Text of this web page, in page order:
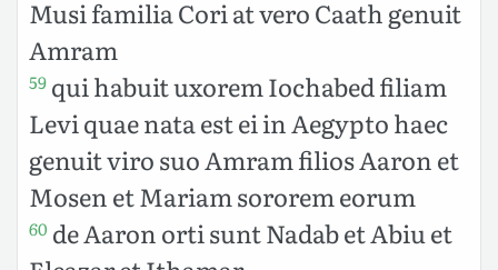
Musi familia Cori at vero Caath genuit
Amram
59 qui habuit uxorem Iochabed filiam
Levi quae nata est ei in Aegypto haec
genuit viro suo Amram filios Aaron et
Mosen et Mariam sororem eorum
60 de Aaron orti sunt Nadab et Abiu et